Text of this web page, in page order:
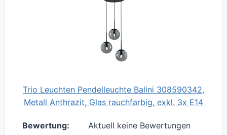
Trio Leuchten Pendelleuchte Balini 308590342,
Metall Anthrazit, Glas rauchfarbig, exkl. 3x E14
Aktuell keine Bewertungen